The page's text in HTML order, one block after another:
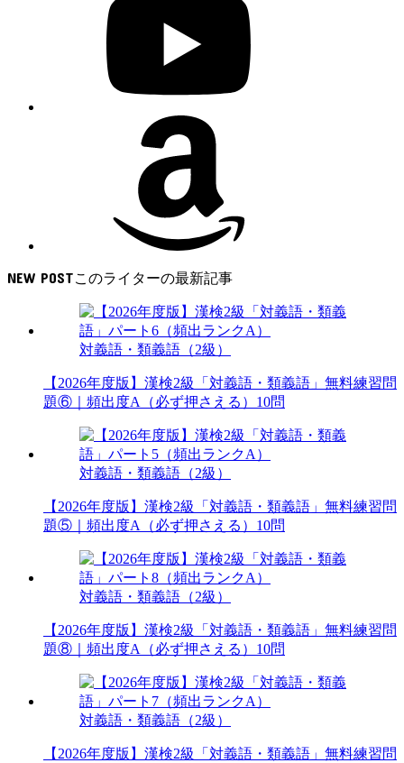
NEW POST
対義語・類義語（2級）
【2026年度版】漢検2級「対義語・類義語」無料練習問
題⑥｜頻出度A（必ず押さえる）10問
対義語・類義語（2級）
【2026年度版】漢検2級「対義語・類義語」無料練習問
題⑤｜頻出度A（必ず押さえる）10問
対義語・類義語（2級）
【2026年度版】漢検2級「対義語・類義語」無料練習問
題⑧｜頻出度A（必ず押さえる）10問
対義語・類義語（2級）
【2026年度版】漢検2級「対義語・類義語」無料練習問